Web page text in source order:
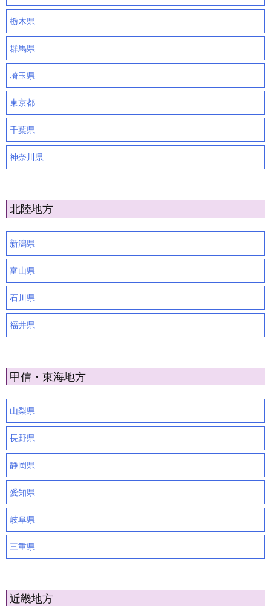
栃木県
群馬県
埼玉県
東京都
千葉県
神奈川県
北陸地方
新潟県
富山県
石川県
福井県
甲信・東海地方
山梨県
長野県
静岡県
愛知県
岐阜県
三重県
近畿地方